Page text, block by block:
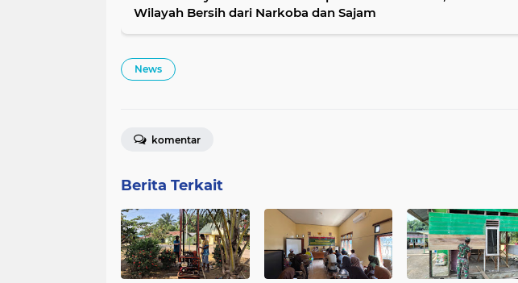
Wilayah Bersih dari Narkoba dan Sajam
News
komentar
Berita Terkait